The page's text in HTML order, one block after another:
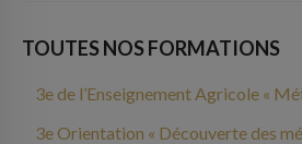
TOUTES NOS FORMATIONS
3e de l’Enseignement Agricole «
3e Orientation « Découverte des